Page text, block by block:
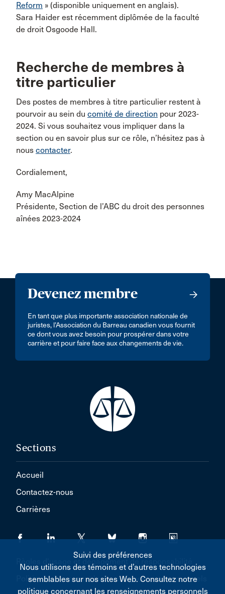
Reform » (disponible uniquement en anglais).
Sara Haider est récemment diplômée de la faculté
de droit Osgoode Hall.
Recherche de membres à
titre particulier
Des postes de membres à titre particulier restent à
pourvoir au sein du comité de direction pour 2023-
2024. Si vous souhaitez vous impliquer dans la
section ou en savoir plus sur ce rôle, n’hésitez pas à
nous contacter.
Cordialement,
Amy MacAlpine
Présidente, Section de l’ABC du droit des personnes
aînées 2023-2024
Devenez membre
En tant que plus importante association nationale de
juristes, l’Association du Barreau canadien vous fournit
ce dont vous avez besoin pour prospérer dans votre
carrière et pour faire face aux changements de vie.
Sections
Accueil
Contactez-nous
Carrières
Règles d'usage et dégagement de responsabilité
Politique concernant les renseignements personnels
Suivi des préférences
Nous utilisons des témoins et d’autres technologies
semblables sur nos sites Web. Consultez notre
politique concernant les renseignements personnels